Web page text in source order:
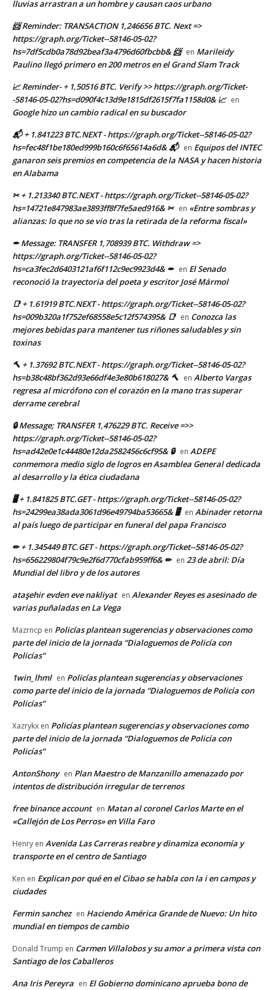
lluvias arrastran a un hombre y causan caos urbano
📨 Reminder: TRANSACTION 1,246656 BTC. Next =>
https://graph.org/Ticket--58146-05-02?
hs=7df5cdb0a78d92beaf3a4796d60fbcbb& 📨 en Marileidy
Paulino llegó primero en 200 metros en el Grand Slam Track
📈 Reminder- + 1,50516 BTC. Verify >> https://graph.org/Ticket-
-58146-05-02?hs=d090f4c13d9e1815df2615f7fa1158d0& 📈 en
Google hizo un cambio radical en su buscador
📬 + 1.841223 BTC.NEXT - https://graph.org/Ticket--58146-05-02?
hs=fec48f1be180ed999b160c6f65614a6d& 📬 en Equipos del INTEC
ganaron seis premios en competencia de la NASA y hacen historia
en Alabama
✂ + 1.213340 BTC.NEXT - https://graph.org/Ticket--58146-05-02?
hs=14721e847983ae3893ff8f7fe5aed916& ✂ en «Entre sombras y
alianzas: lo que no se vio tras la retirada de la reforma fiscal»
✒ Message: TRANSFER 1,708939 BTC. Withdraw =>
https://graph.org/Ticket--58146-05-02?
hs=ca3fec2d6403121af6f112c9ec9923d4& ✒ en El Senado
reconoció la trayectoria del poeta y escritor José Mármol
📑 + 1.61919 BTC.NEXT - https://graph.org/Ticket--58146-05-02?
hs=009b320a1f752ef68558e5c12f574395& 📑 en Conozca las
mejores bebidas para mantener tus riñones saludables y sin
toxinas
🔨 + 1.37692 BTC.NEXT - https://graph.org/Ticket--58146-05-02?
hs=b38c48bf362d93e66df4e3e80b618027& 🔨 en Alberto Vargas
regresa al micrófono con el corazón en la mano tras superar
derrame cerebral
🔒 Message; TRANSFER 1,476229 BTC. Receive =>>
https://graph.org/Ticket--58146-05-02?
hs=ad42e0e1c44480e12da2582456c6cf95& 🔒 en ADEPE
conmemora medio siglo de logros en Asamblea General dedicada
al desarrollo y la ética ciudadana
🖥 + 1.841825 BTC.GET - https://graph.org/Ticket--58146-05-02?
hs=24299ea38ada3061d96e49794ba53665& 🖥 en Abinader retorna
al país luego de participar en funeral del papa Francisco
✏ + 1.345449 BTC.GET - https://graph.org/Ticket--58146-05-02?
hs=656229804f79c9e2f6d770cfab959ff6& ✏ en 23 de abril: Día
Mundial del libro y de los autores
ataşehir evden eve nakliyat en Alexander Reyes es asesinado de
varias puñaladas en La Vega
Mazrncp en Policías plantean sugerencias y observaciones como
parte del inicio de la jornada “Dialoguemos de Policía con
Policías”
1win_lhml en Policías plantean sugerencias y observaciones
como parte del inicio de la jornada “Dialoguemos de Policía con
Policías”
Xazrykx en Policías plantean sugerencias y observaciones como
parte del inicio de la jornada “Dialoguemos de Policía con
Policías”
AntonShony en Plan Maestro de Manzanillo amenazado por
intentos de distribución irregular de terrenos
free binance account en Matan al coronel Carlos Marte en el
«Callejón de Los Perros» en Villa Faro
Henry en Avenida Las Carreras reabre y dinamiza economía y
transporte en el centro de Santiago
Ken en Explican por qué en el Cibao se habla con la i en campos y
ciudades
Fermin sanchez en Haciendo América Grande de Nuevo: Un hito
mundial en tiempos de cambio
Donald Trump en Carmen Villalobos y su amor a primera vista con
Santiago de los Caballeros
Ana Iris Pereyra en El Gobierno dominicano aprueba bono de